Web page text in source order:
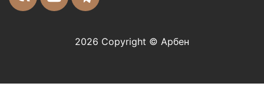
2026 Copyright © Арбен